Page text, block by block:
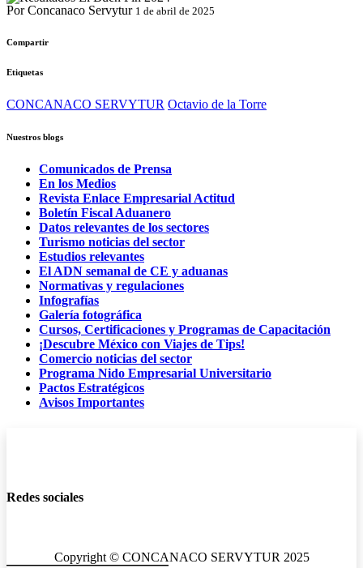
Por Concanaco Servytur 1 de abril de 2025
Compartir
Etiquetas
CONCANACO SERVYTUR Octavio de la Torre
Nuestros blogs
Comunicados de Prensa
En los Medios
Revista Enlace Empresarial Actitud
Boletín Fiscal Aduanero
Datos relevantes de los sectores
Turismo noticias del sector
Estudios relevantes
El ADN semanal de CE y aduanas
Normativas y regulaciones
Infografías
Galería fotográfica
Cursos, Certificaciones y Programas de Capacitación
¡Descubre México con Viajes de Tips!
Comercio noticias del sector
Programa Nido Empresarial Universitario
Pactos Estratégicos
Avisos Importantes
Redes sociales
Copyright © CONCANACO SERVYTUR 2025